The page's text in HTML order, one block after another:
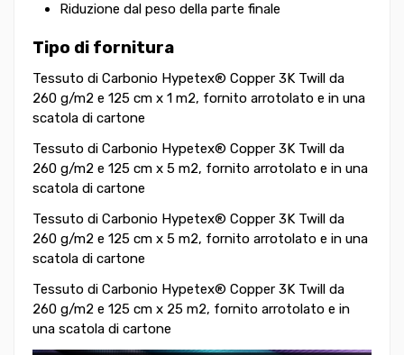
Riduzione dal peso della parte finale
Tipo di fornitura
Tessuto di Carbonio Hypetex® Copper 3K Twill da
260 g/m2 e 125 cm x 1 m2, fornito arrotolato e in una
scatola di cartone
Tessuto di Carbonio Hypetex® Copper 3K Twill da
260 g/m2 e 125 cm x 5 m2, fornito arrotolato e in una
scatola di cartone
Tessuto di Carbonio Hypetex® Copper 3K Twill da
260 g/m2 e 125 cm x 5 m2, fornito arrotolato e in una
scatola di cartone
Tessuto di Carbonio Hypetex® Copper 3K Twill da
260 g/m2 e 125 cm x 25 m2, fornito arrotolato e in
una scatola di cartone